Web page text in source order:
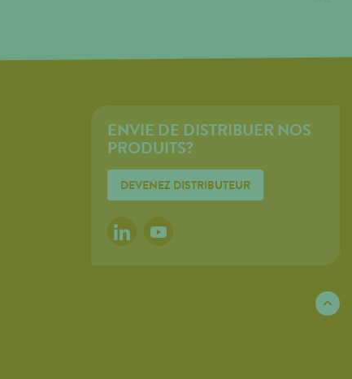
ENVIE DE DISTRIBUER NOS
PRODUITS?
DEVENEZ DISTRIBUTEUR
LINKEDINYOUTUBE